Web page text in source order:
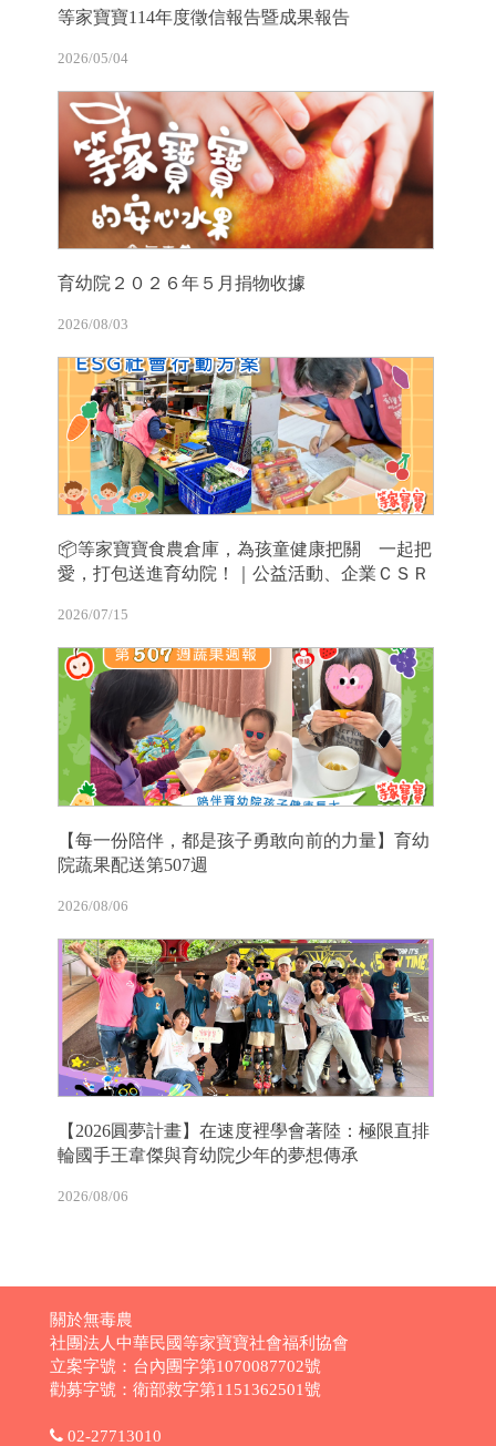
等家寶寶114年度徵信報告暨成果報告
2026/05/04
育幼院２０２６年５月捐物收據
2026/08/03
📦等家寶寶食農倉庫，為孩童健康把關 一起把
愛，打包送進育幼院！｜公益活動、企業ＣＳＲ
2026/07/15
【每一份陪伴，都是孩子勇敢向前的力量】育幼
院蔬果配送第507週
2026/08/06
【2026圓夢計畫】在速度裡學會著陸：極限直排
輪國手王韋傑與育幼院少年的夢想傳承
2026/08/06
關於無毒農
社團法人中華民國等家寶寶社會福利協會
立案字號：台內團字第1070087702號
勸募字號：衛部救字第1151362501號
02-27713010